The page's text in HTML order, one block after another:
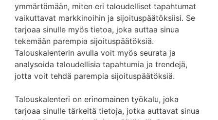
ymmärtämään, miten eri taloudelliset tapahtumat
vaikuttavat markkinoihin ja sijoituspäätöksiisi. Se
tarjoaa sinulle myös tietoa, joka auttaa sinua
tekemään parempia sijoituspäätöksiä.
Talouskalenterin avulla voit myös seurata ja
analysoida taloudellisia tapahtumia ja trendejä,
jotta voit tehdä parempia sijoituspäätöksiä.
Talouskalenteri on erinomainen työkalu, joka
tarjoaa sinulle tärkeitä tietoja, jotka auttavat sinua